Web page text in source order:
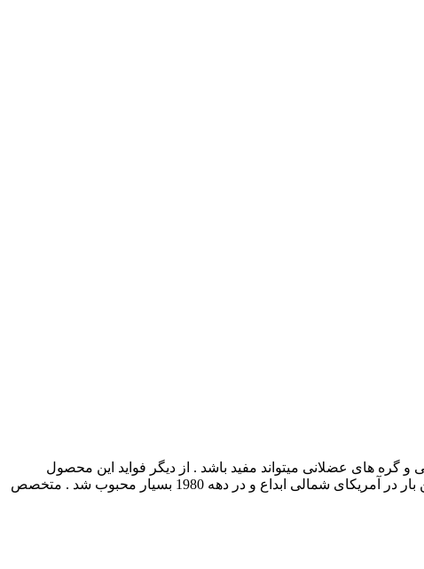
های عضلانی میتواند مفید باشد . از دیگر فواید این محصول
میتوان به کاهش وزن ، بهبود جریان خون رسانی ، کاهش اسید لاکتیک ، بهبود بافت های آسیب دیده نیز اشاره کرد . این ماساژ برای اولین بار در آمریکای شمالی ابداع و در دهه 1980 بسیار محبوب شد . متخصص